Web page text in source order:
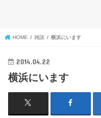
HOME 雑談 横浜にいます
2014.04.22
横浜にいます